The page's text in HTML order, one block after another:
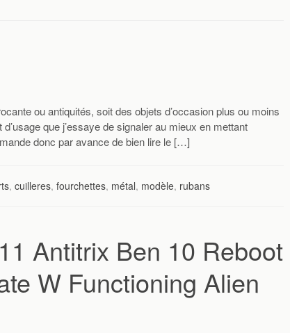
ou antiquités, soit des objets d’occasion plus ou moins
que j’essaye de signaler au mieux en mettant
donc par avance de bien lire le […]
, cuilleres, fourchettes, métal, modèle, rubans
Antitrix Ben 10 Reboot
W Functioning Alien